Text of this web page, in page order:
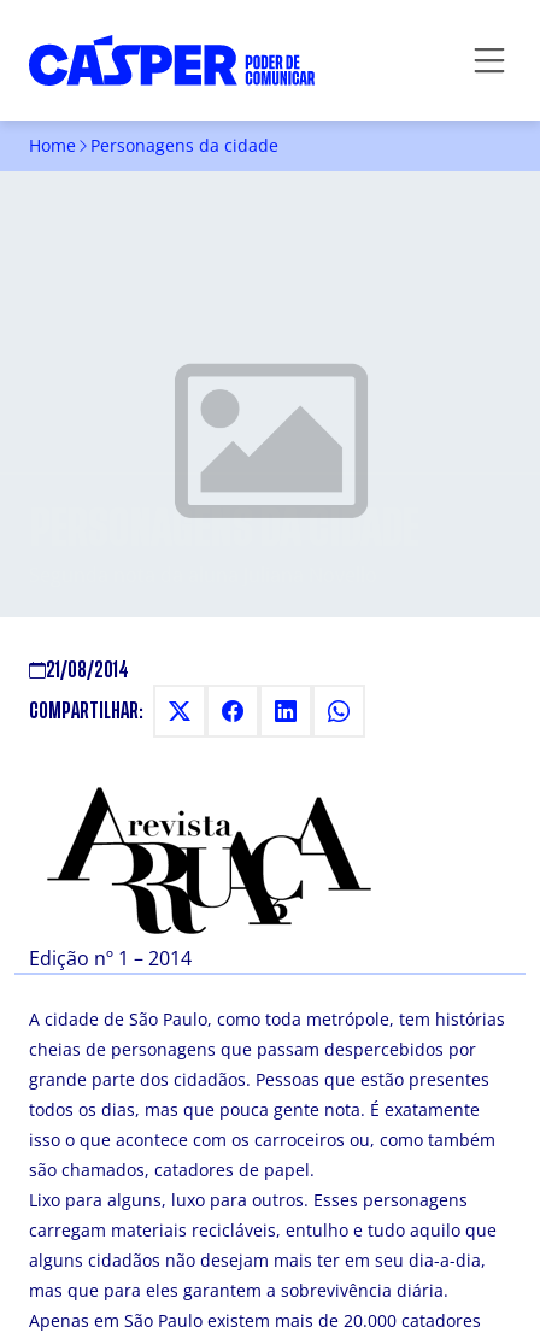
Home Personagens da cidade
PERSONAGENS DA CIDADE
21/08/2014
COMPARTILHAR:
Edição nº 1 – 2014
A cidade de São Paulo, como toda metrópole, tem histórias
cheias de personagens que passam despercebidos por
grande parte dos cidadãos. Pessoas que estão presentes
todos os dias, mas que pouca gente nota. É exatamente
isso o que acontece com os carroceiros ou, como também
são chamados, catadores de papel.
Lixo para alguns, luxo para outros. Esses personagens
carregam materiais recicláveis, entulho e tudo aquilo que
alguns cidadãos não desejam mais ter em seu dia-a-dia,
mas que para eles garantem a sobrevivência diária.
Apenas em São Paulo existem mais de 20.000 catadores